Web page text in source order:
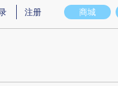
意图存在偏差。不代表财新观点
商城
注册